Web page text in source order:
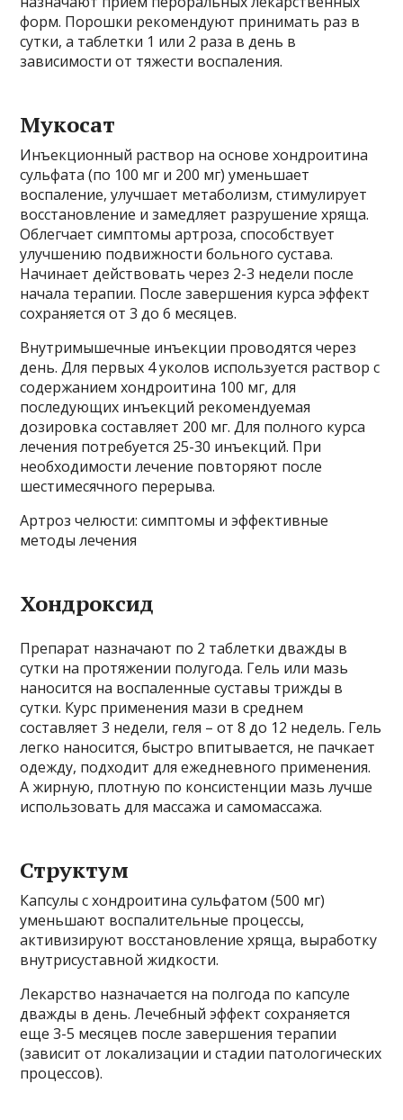
форм. Порошки рекомендуют принимать раз в
сутки, а таблетки 1 или 2 раза в день в
зависимости от тяжести воспаления.
Мукосат
Инъекционный раствор на основе хондроитина
сульфата (по 100 мг и 200 мг) уменьшает
воспаление, улучшает метаболизм, стимулирует
восстановление и замедляет разрушение хряща.
Облегчает симптомы артроза, способствует
улучшению подвижности больного сустава.
Начинает действовать через 2-3 недели после
начала терапии. После завершения курса эффект
сохраняется от 3 до 6 месяцев.
Внутримышечные инъекции проводятся через
день. Для первых 4 уколов используется раствор с
содержанием хондроитина 100 мг, для
последующих инъекций рекомендуемая
дозировка составляет 200 мг. Для полного курса
лечения потребуется 25-30 инъекций. При
необходимости лечение повторяют после
шестимесячного перерыва.
Артроз челюсти: симптомы и эффективные
методы лечения
Хондроксид
Препарат назначают по 2 таблетки дважды в
сутки на протяжении полугода. Гель или мазь
наносится на воспаленные суставы трижды в
сутки. Курс применения мази в среднем
составляет 3 недели, геля – от 8 до 12 недель. Гель
легко наносится, быстро впитывается, не пачкает
одежду, подходит для ежедневного применения.
А жирную, плотную по консистенции мазь лучше
использовать для массажа и самомассажа.
Структум
Капсулы с хондроитина сульфатом (500 мг)
уменьшают воспалительные процессы,
активизируют восстановление хряща, выработку
внутрисуставной жидкости.
Лекарство назначается на полгода по капсуле
дважды в день. Лечебный эффект сохраняется
еще 3-5 месяцев после завершения терапии
(зависит от локализации и стадии патологических
процессов).